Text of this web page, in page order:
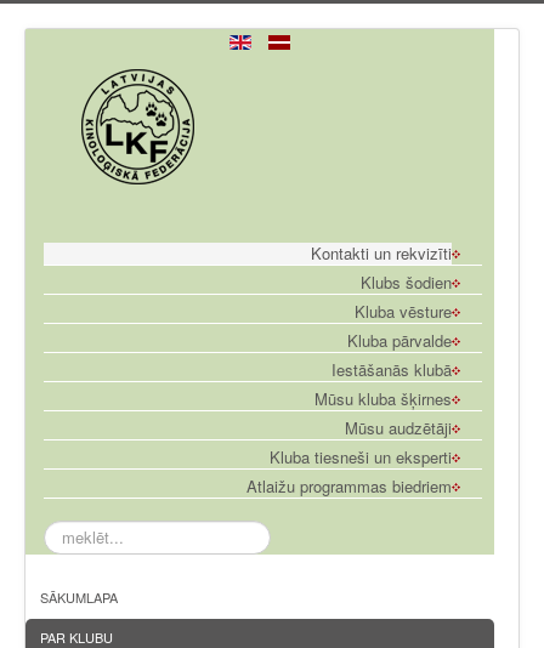
Kontakti un rekvizīti
Klubs šodien
Kluba vēsture
Kluba pārvalde
Iestāšanās klubā
Mūsu kluba šķirnes
Mūsu audzētāji
Kluba tiesneši un eksperti
Atlaižu programmas biedriem
meklēt...
SĀKUMLAPA
PAR KLUBU